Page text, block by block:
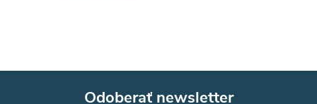
Odoberať newsletter